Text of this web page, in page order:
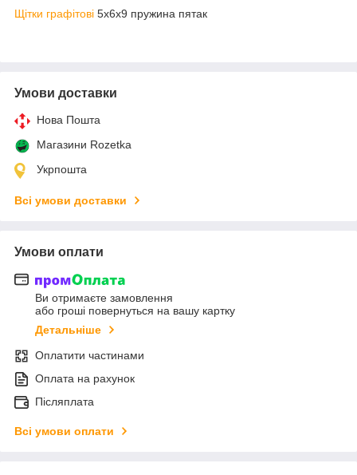
Щітки графітові 5х6х9 пружина пятак
Умови доставки
Нова Пошта
Магазини Rozetka
Укрпошта
Всі умови доставки
Умови оплати
Ви отримаєте замовлення
або гроші повернуться на вашу картку
Детальніше
Оплатити частинами
Оплата на рахунок
Післяплата
Всі умови оплати